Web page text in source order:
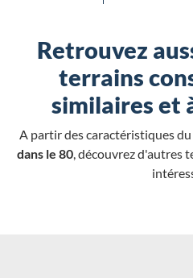
Retrouvez
terrains
similaires et
A partir des caractéristiques du
dans le 80, découvrez d'autres